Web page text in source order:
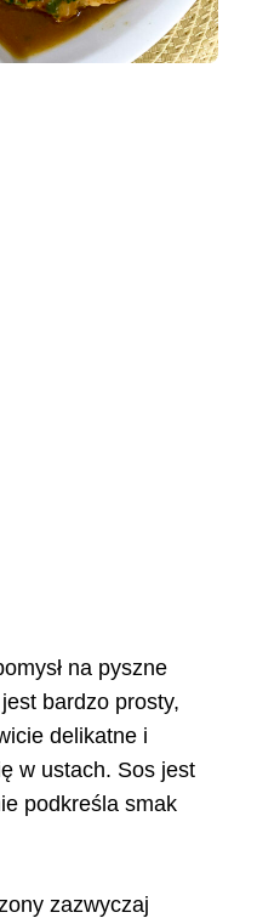
na pyszne
bardzo prosty,
delikatne i
w ustach. Sos jest
podkreśla smak
zazwyczaj